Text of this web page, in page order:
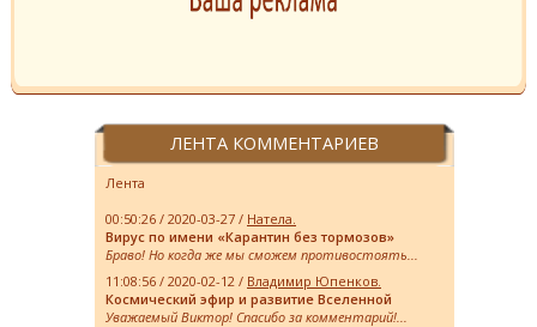
ЛЕНТА КОММЕНТАРИЕВ
Лента
00:50:26 / 2020-03-27 / Натела.
Вирус по имени «Карантин без тормозов»
Браво! Но когда же мы сможем противостоять...
11:08:56 / 2020-02-12 / Владимир Юпенков.
Космический эфир и развитие Вселенной
Уважаемый Виктор! Спасибо за комментарий!...